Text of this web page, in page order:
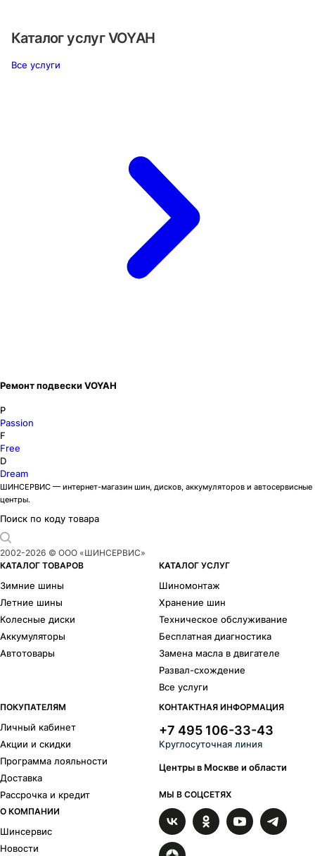
Каталог услугVOYAH
Все услуги
Ремонт подвески VOYAH
P
Passion
F
Free
D
Dream
ШИНСЕРВИС — интернет-магазин шин, дисков, аккумуляторов и автосервисные
центры.
Поиск по коду товара
2002-2026 © ООО «ШИНСЕРВИС»
КАТАЛОГ ТОВАРОВ
Зимние шины
Летние шины
Колесные диски
Аккумуляторы
Автотовары
КАТАЛОГ УСЛУГ
Шиномонтаж
Хранение шин
Техническое обслуживание
Бесплатная диагностика
Замена масла в двигателе
Развал-схождение
Все услуги
ПОКУПАТЕЛЯМ
Личный кабинет
Акции и скидки
Программа лояльности
Доставка
Рассрочка и кредит
О КОМПАНИИ
Шинсервис
Новости
КОНТАКТНАЯ ИНФОРМАЦИЯ
+7 495 106-33-43
Круглосуточная линия
Центры в Москве и области
МЫ В СОЦСЕТЯХ